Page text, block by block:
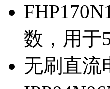
数，用于
无刷直流